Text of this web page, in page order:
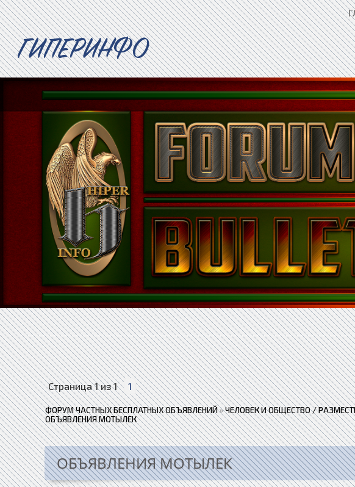
ГИПЕРИНФО
Страница1из1 1
ФОРУМ ЧАСТНЫХ БЕСПЛАТНЫХ ОБЪЯВЛЕНИЙ»ЧЕЛОВЕК И ОБЩЕСТВО /
ОБЪЯВЛЕНИЯ МОТЫЛЕК
ОБЪЯВЛЕНИЯ МОТЫЛЕК